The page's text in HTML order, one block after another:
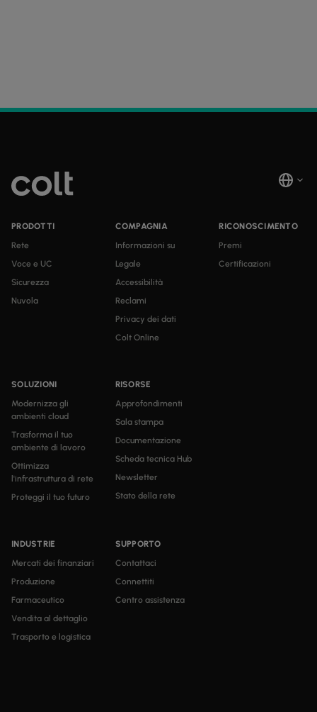
PRODOTTI
Rete
Voce e UC
Sicurezza
Nuvola
SOLUZIONI
Modernizza gli
ambienti cloud
Trasforma il tuo
ambiente di lavoro
Ottimizza
l'infrastruttura di rete
Proteggi il tuo futuro
INDUSTRIE
Mercati dei finanziari
Produzione
Farmaceutico
Vendita al dettaglio
Trasporto e logistica
RISORSE
Approfondimenti
Sala stampa
Documentazione
Scheda tecnica Hub
Newsletter
Stato della rete
COMPAGNIA
Informazioni su
Legale
Accessibilità
Reclami
Privacy dei dati
Colt Online
SUPPORTO
Contattaci
Connettiti
Centro assistenza
RICONOSCIMENTO
Premi
Certificazioni